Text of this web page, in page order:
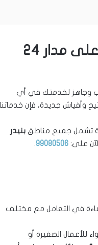
كهربائي منازل بنيدر – خدمتك السريعة والآمنة على مدار 24
وجاهز لخدمتك في أي
وأفياش جديدة، فإن خدماتنا
تشمل جميع مناطق بنيدر
على: 99080506
.
في التعامل مع مختلف
للأعمال الصغيرة أو